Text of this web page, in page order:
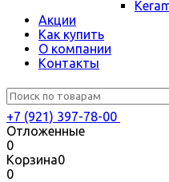
Акции
Как купить
О компании
Контакты
+7 (921) 397-78-00
Отложенные
0
Корзина0
0